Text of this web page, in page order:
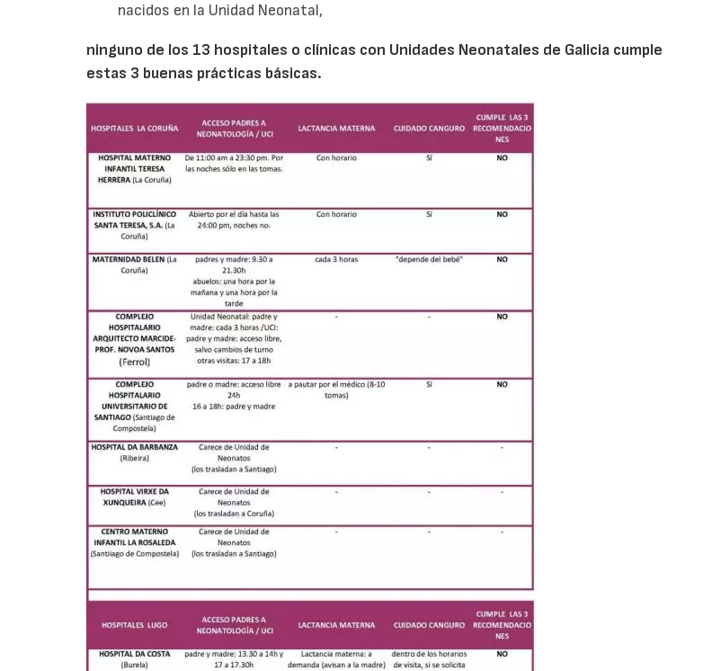
nacidos en la Unidad Neonatal,
ninguno de los 13 hospitales o clínicas con Unidades Neonatales de Galicia cumple
estas 3 buenas prácticas básicas.